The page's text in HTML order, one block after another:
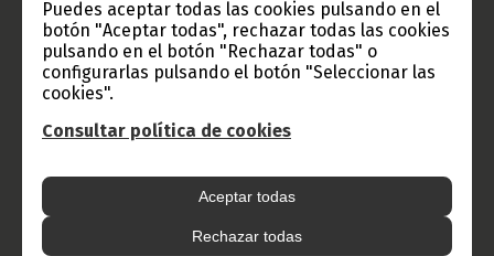
Puedes aceptar todas las cookies pulsando en el
botón "Aceptar todas", rechazar todas las cookies
pulsando en el botón "Rechazar todas" o
configurarlas pulsando el botón "Seleccionar las
cookies".
Consultar política de cookies
Aceptar todas
Rechazar todas
relaciones con la UE también fueron las protagonistas para la
prensa. Un periodista senegalés agradeció al Presidente
Obiang su apoyo permanente a la prensa.
Noticias